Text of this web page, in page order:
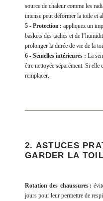
source de chaleur comme les
intense peut déformer la toile et
5 - Protection : appliquez un
baskets des taches et de
prolonger la durée de vie de la
6 - Semelles intérieures : La
être nettoyée séparément. Si
remplacer.
2. ASTUCES
GARDER LA
Rotation des chaussures :
jours pour leur permettre de